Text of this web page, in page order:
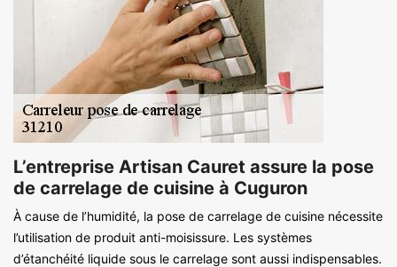
L’entreprise Artisan Cauret assure la pose
de carrelage de cuisine à Cuguron
À cause de l’humidité, la pose de carrelage de cuisine nécessite
l’utilisation de produit anti-moisissure. Les systèmes
d’étanchéité liquide sous le carrelage sont aussi indispensables.